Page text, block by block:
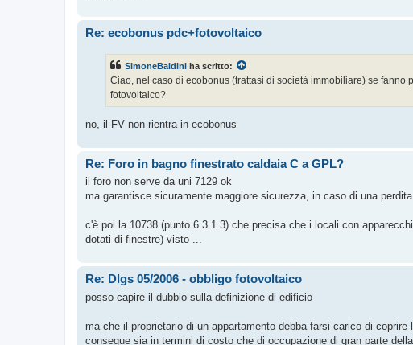
Re: ecobonus pdc+fotovoltaico
SimoneBaldini ha scritto:
Ciao, nel caso di ecobonus (trattasi di società immobiliare) se fanno
fotovoltaico?
no, il FV non rientra in ecobonus
Re: Foro in bagno finestrato caldaia C a GPL?
il foro non serve da uni 7129 ok
ma garantisce sicuramente maggiore sicurezza, in caso di una
c'è poi la 10738 (punto 6.3.1.3) che precisa che i locali con
dotati di finestre) visto ...
Re: Dlgs 05/2006 - obbligo fotovoltaico
posso capire il dubbio sulla definizione di edificio
ma che il proprietario di un appartamento debba farsi carico di
consegue sia in termini di costo che di occupazione di gran parte